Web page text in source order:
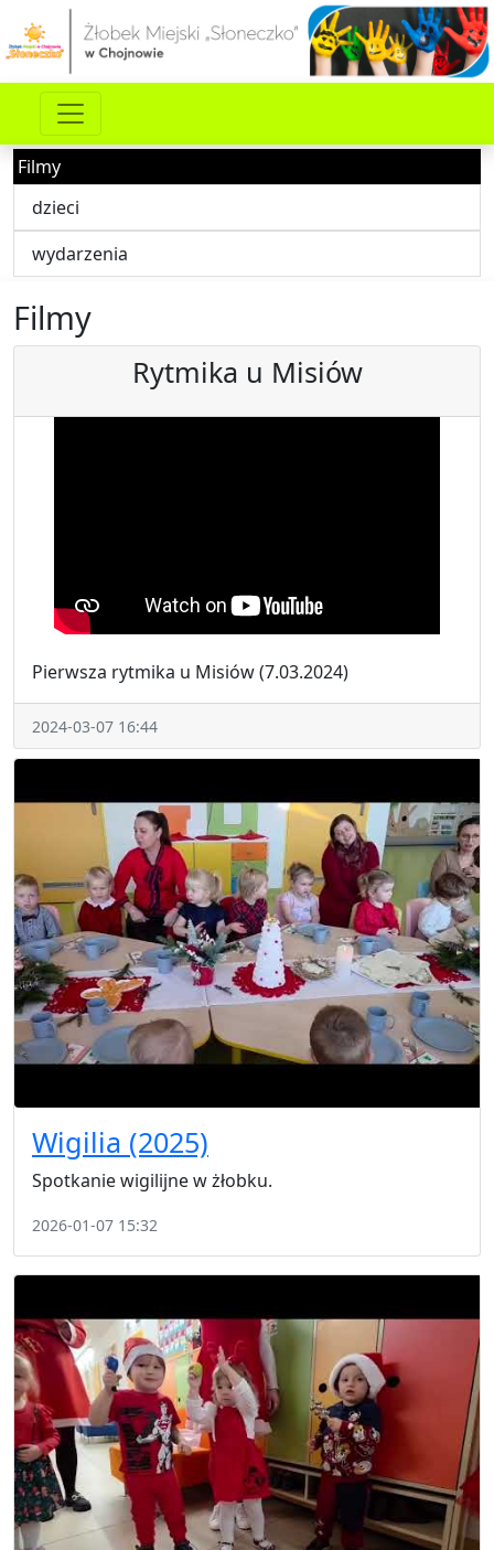
Filmy
dzieci
wydarzenia
Filmy
Rytmika u Misiów
Pierwsza rytmika u Misiów (7.03.2024)
2024-03-07 16:44
Wigilia (2025)
Spotkanie wigilijne w żłobku.
2026-01-07 15:32